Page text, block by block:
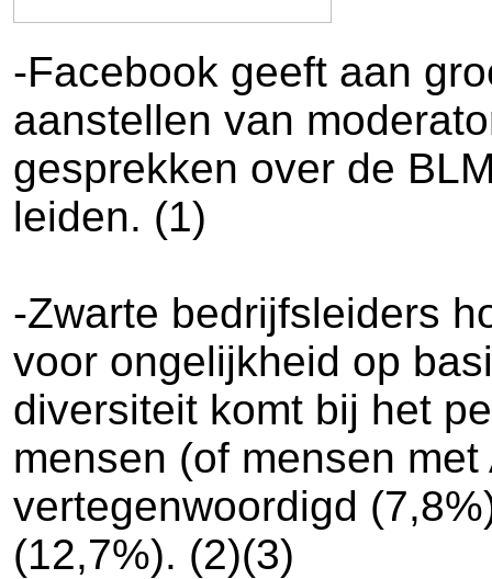
-Facebook geeft aan
aanstellen van
gesprekken over de
leiden. (1)
-Zwarte bedrijfsleiders
voor ongelijkheid op
diversiteit komt bij het
mensen (of mensen
vertegenwoordigd
(12,7%). (2)(3)